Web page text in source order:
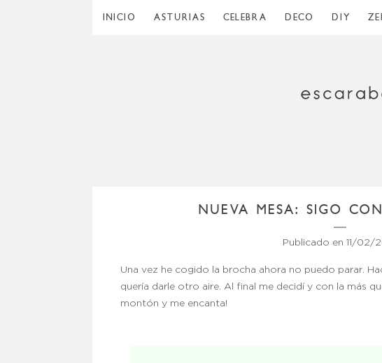
INICIO ASTURIAS CELEBRA DECO DIY
NUEVA MESA: SIGO
Publicado en 11/02/
Una vez he cogido la brocha ahora no puedo parar.
quería darle otro aire. Al final me decidí y con la más
montón y me encanta!